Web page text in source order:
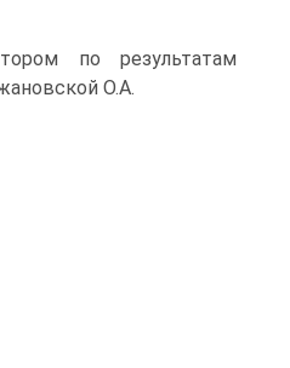
по результатам
О.А.